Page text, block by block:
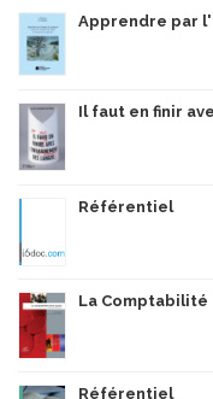
Apprendre par
Il faut en finir
Référentiel
La Comptabilité
Référentiel